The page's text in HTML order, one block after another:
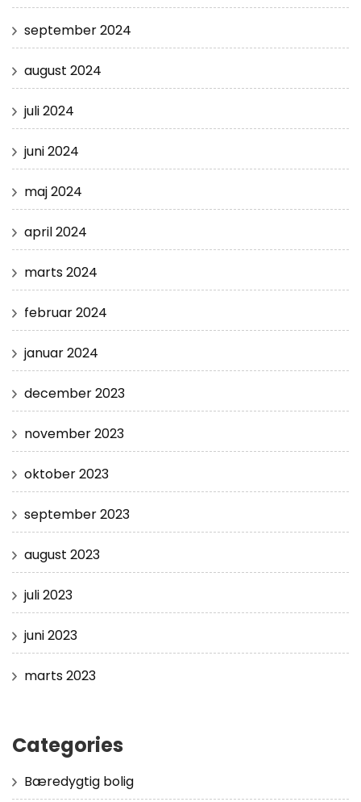
september 2024
august 2024
juli 2024
juni 2024
maj 2024
april 2024
marts 2024
februar 2024
januar 2024
december 2023
november 2023
oktober 2023
september 2023
august 2023
juli 2023
juni 2023
marts 2023
Categories
Bæredygtig bolig